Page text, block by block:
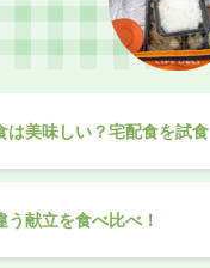
は美味しい？宅配食を試食
う献立を食べ比べ！